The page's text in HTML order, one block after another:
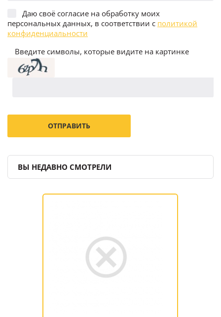
Даю своё согласие на обработку моих
персональных данных, в соответствии с политикой
конфиденциальности
Введите символы, которые видите на картинке
ВЫ НЕДАВНО СМОТРЕЛИ